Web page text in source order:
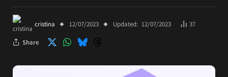
cristina 12/07/2023 Updated: 12/07/2023 37
Share